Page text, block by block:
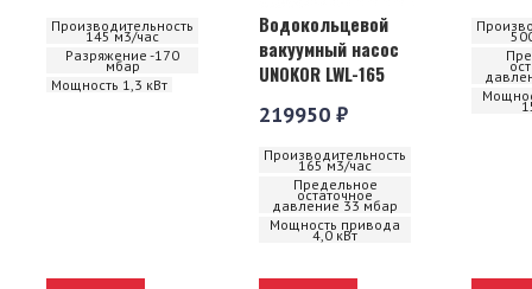
Производительность
145 м3/час
Разряжение -170
мбар
Мощность 1,3 кВт
Водокольцевой
вакуумный насос
UNOKOR LWL-165
219950 ₽
Производительность
165 м3/час
Предельное
остаточное
давление 33 мбар
Мощность привода
4,0 кВт